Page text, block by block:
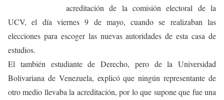
acreditación de la comisión electoral de la
UCV, el día viernes 9 de mayo, cuando se realizaban las
elecciones para escoger las nuevas autoridades de esta casa de
estudios.
El también estudiante de Derecho, pero de la Universidad
Bolivariana de Venezuela, explicó que ningún representante de
otro medio llevaba la acreditación, por lo que supone que fue una